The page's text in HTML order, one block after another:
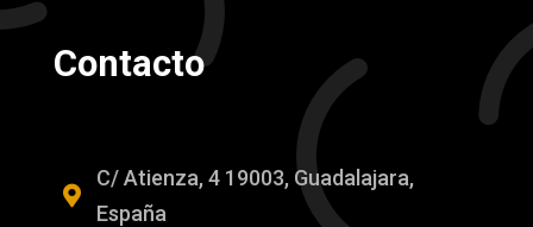
Contacto

C/ Atienza, 4 19003, Guadalajara,
España